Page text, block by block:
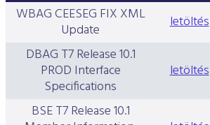
WBAG CEESEG FIX XML
Update letöltés
DBAG T7 Release 10.1
PROD Interface
Specifications
letöltés
BSE T7 Release 10.1